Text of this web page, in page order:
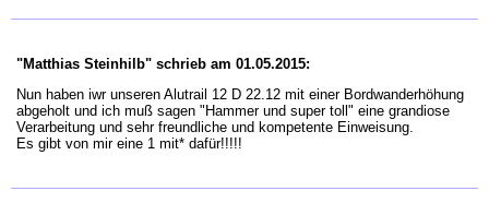
"Matthias Steinhilb" schrieb am 01.05.2015:
Nun haben iwr unseren Alutrail 12 D 22.12 mit einer Bordwanderhöhung
abgeholt und ich muß sagen "Hammer und super toll" eine grandiose
Verarbeitung und sehr freundliche und kompetente Einweisung.
Es gibt von mir eine 1 mit* dafür!!!!!